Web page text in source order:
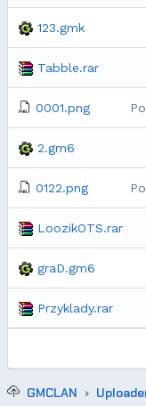
123.gmk
Tabble.rar
0001.png
2.gm6
0122.png
LoozikOTS.rar
graD.gm6
Przyklady.rar
GMCLAN